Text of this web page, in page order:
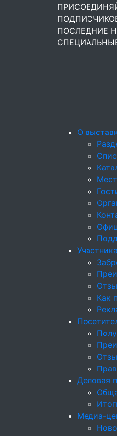
ПОСЛЕДНИЕ
О
Как
Деловая
Медиа-